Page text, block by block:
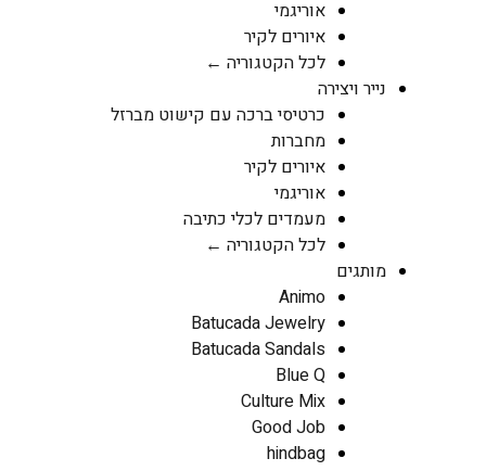
אוריגמי
איורים לקיר
לכל הקטגוריה ←
נייר ויצירה
כרטיסי ברכה עם קישוט מברזל
מחברות
איורים לקיר
אוריגמי
מעמדים לכלי כתיבה
לכל הקטגוריה ←
מותגים
Animo
Batucada Jewelry
Batucada Sandals
Blue Q
Culture Mix
Good Job
hindbag